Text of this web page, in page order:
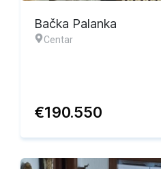
Bačka Palanka
Centar
€190.550